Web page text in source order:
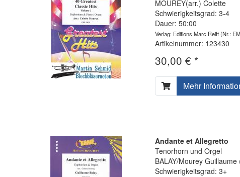
MOUREY(arr.) Colette
Schwierigkeitsgrad: 3-4
Dauer: 50:00
Verlag: Editions Marc Reift(Nr.:
Artikelnummer: 123430
30,00 € *
Mehr
Andante et Allegretto
Tenorhorn und Orgel
BALAY/Mourey
Schwierigkeitsgrad: 3+